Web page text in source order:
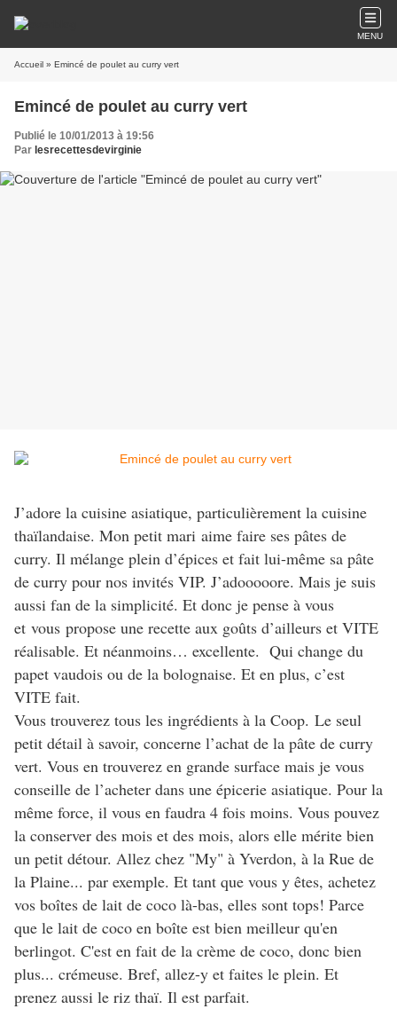
MENU
Accueil » Emincé de poulet au curry vert
Emincé de poulet au curry vert
Publié le 10/01/2013 à 19:56
Par lesrecettesdevirginie
J’adore la cuisine asiatique, particulièrement la cuisine
thaïlandaise. Mon petit mari aime faire ses pâtes de
curry. Il mélange plein d’épices et fait lui-même sa pâte
de curry pour nos invités VIP. J’adooooore. Mais je suis
aussi fan de la simplicité. Et donc je pense à vous
et vous propose une recette aux goûts d’ailleurs et VITE
réalisable. Et néanmoins… excellente. Qui change du
papet vaudois ou de la bolognaise. Et en plus, c’est
VITE fait.
Vous trouverez tous les ingrédients à la Coop. Le seul
petit détail à savoir, concerne l’achat de la pâte de curry
vert. Vous en trouverez en grande surface mais je vous
conseille de l’acheter dans une épicerie asiatique. Pour la
même force, il vous en faudra 4 fois moins. Vous pouvez
la conserver des mois et des mois, alors elle mérite bien
un petit détour. Allez chez "My" à Yverdon, à la Rue de
la Plaine... par exemple. Et tant que vous y êtes, achetez
vos boîtes de lait de coco là-bas, elles sont tops! Parce
que le lait de coco en boîte est bien meilleur qu'en
berlingot. C'est en fait de la crème de coco, donc bien
plus... crémeuse. Bref, allez-y et faites le plein. Et
prenez aussi le riz thaï. Il est parfait.